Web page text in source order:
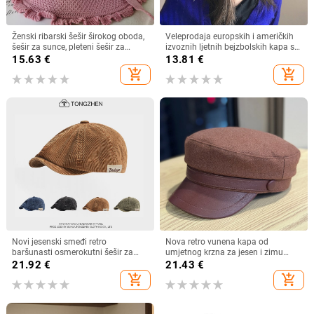
Ženski ribarski šešir širokog oboda,
šešir za sunce, pleteni šešir za
sunce, šešir za odmor na plaži, šešir
15.63 €
add_shopping_cart
Veleprodaja europskih i američkih
izvoznih ljetnih bejzbolskih kapa s
vezicom na leđima, vanjski šešir,
13.81 €
add_shopping_cart
Novi jesenski smeđi retro
baršunasti osmerokutni šešir za
muškarce i žene, nošen unatrag s
beretkom, univerzalni šešir u jednoj
boji za jesen i zimu
21.92 €
add_shopping_cart
Nova retro vunena kapa od
umjetnog krzna za jesen i zimu
2025. za žene, britanski
osmerokutni ravni cilindar za
književna putovanja
21.43 €
add_shopping_cart